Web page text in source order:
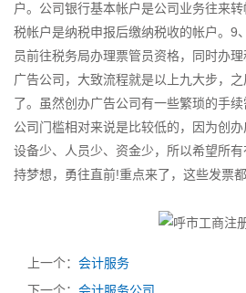
户。公司银行基本帐户是公司业务往来
税帐户是纳税申报后缴纳税收的帐户。9
员前往税务局办理票管员资格，同时办
广告公司，大致流程就是以上九大步，
了。虽然创办广告公司有一些繁琐的手
公司门槛相对来说是比较低的，因为创办
设备少、人员少、资金少，所以希望所
持梦想，勇往直前!重点来了，这些发票都
上一个： 会计服务